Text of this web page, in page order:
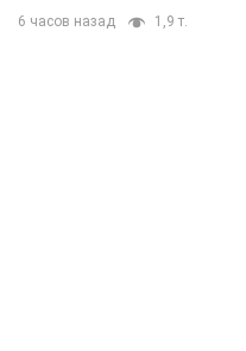
6 часов назад 1,9 т.